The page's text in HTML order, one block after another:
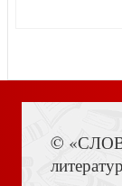
Мартин
©